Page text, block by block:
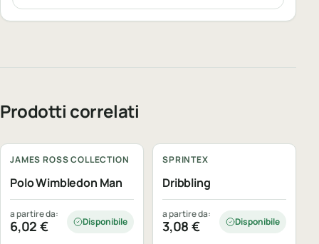
Prodotti correlati
JAMES ROSS COLLECTION
Polo Wimbledon Man
a partire da:
6,02€ Disponibile
SPRINTEX
Dribbling
a partire da:
3,08€ Disponibile